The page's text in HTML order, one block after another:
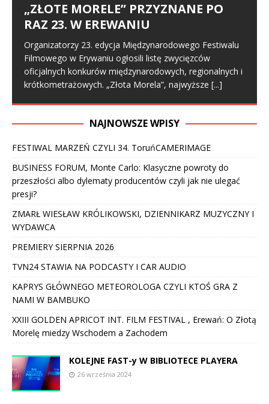
„ZŁOTE MORELE” PRZYZNANE PO
RAZ 23. W EREWANIU
Organizatorzy 23. edycja Międzynarodowego Festiwalu
Filmowego w Erywaniu ogłosili listę zwycięzców
oficjalnych konkurów międzynarodowych, regionalnych i
krótkometrażowych. „Złota Morela”, najwyższe [...]
NAJNOWSZE WPISY
FESTIWAL MARZEŃ CZYLI 34. ToruńCAMERIMAGE
BUSINESS FORUM, Monte Carlo: Klasyczne powroty do
przeszłości albo dylematy producentów czyli jak nie ulegać
presji?
ZMARŁ WIESŁAW KRÓLIKOWSKI, DZIENNIKARZ MUZYCZNY I
WYDAWCA
PREMIERY SIERPNIA 2026
TVN24 STAWIA NA PODCASTY I CAR AUDIO
KAPRYS GŁÓWNEGO METEOROLOGA CZYLI KTOŚ GRA Z
NAMI W BAMBUKO
XXIII GOLDEN APRICOT INT. FILM FESTIVAL , Erewań: O Złotą
Morelę miedzy Wschodem a Zachodem
KOLEJNE FAST-y W BIBLIOTECE PLAYERA
26 września 2024